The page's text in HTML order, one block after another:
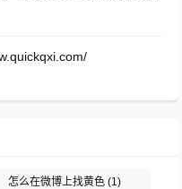
怎么在微博上找黄色(1)